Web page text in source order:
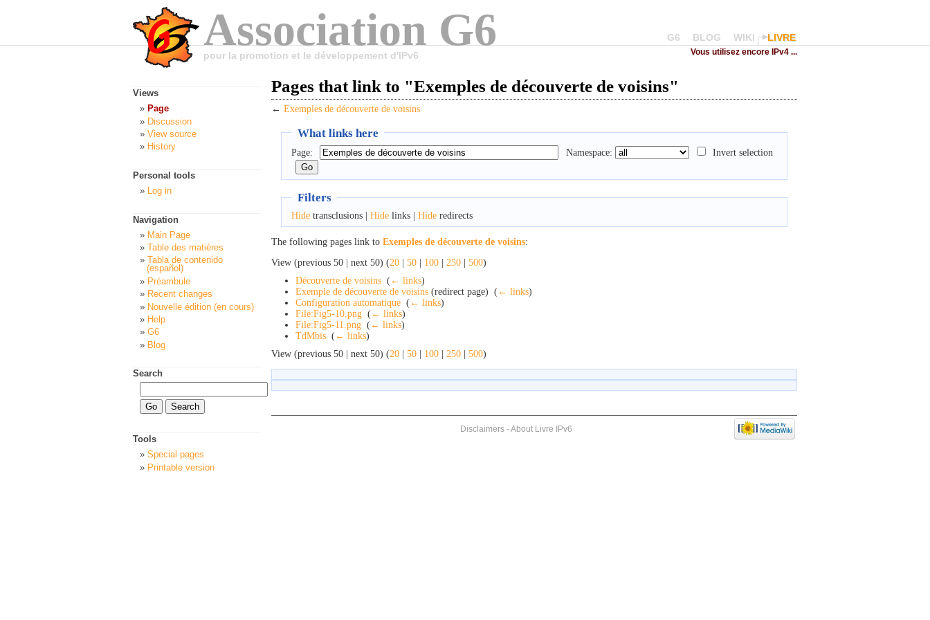
Association G6
pour la promotion et le développement d'IPv6
G6 BLOG WIKI LIVRE
Vous utilisez encore IPv4 ...
Pages that link to "Exemples de découverte de voisins"
← Exemples de découverte de voisins
What links here
Page: Namespace: Invert selection
Filters
Hidetransclusions | Hidelinks | Hideredirects
The following pages link to Exemples de découverte de voisins:
View (previous 50 | next 50) (20 | 50 | 100 | 250 | 500)
Découverte de voisins ( ← links)
Exemple de découverte de voisins (redirect page) ‎ ( ← links)
Configuration automatique ( ← links)
File:Fig5-10.png ( ← links)
File:Fig5-11.png ( ← links)
TdMbis ( ← links)
View (previous 50 | next 50) (20 | 50 | 100 | 250 | 500)
Views
Page
Discussion
View source
History
Personal tools
Log in
Navigation
Main Page
Table des matières
Tabla de contenido
(español)
Préambule
Recent changes
Nouvelle édition (en cours)
Help
G6
Blog
Search
Tools
Special pages
Printable version
Disclaimers-About Livre IPv6